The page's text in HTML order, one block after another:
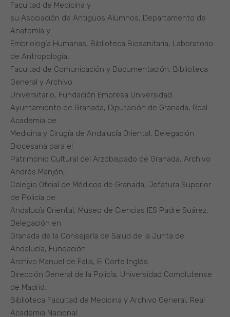
Facultad de Medicina y
su Asociación de Antiguos Alumnos, Departamento de
Anatomía y
Embriología Humanas, Biblioteca Biosanitaria, Laboratorio
de Antropología,
Facultad de Comunicación y Documentación, Biblioteca
General y Archivo
Universitario, Fundación Empresa Universidad.
Ayuntamiento de Granada, Diputación de Granada, Real
Academia de
Medicina y Cirugía de Andalucía Oriental, Delegación
Diocesana para el
Patrimonio Cultural del Arzobispado de Granada, Archivo
Andrés Manjón,
Colegio Oficial de Médicos de Granada, Jefatura Superior
de Policía de
Andalucía Oriental, Museo de Ciencias IES Padre Suárez,
Delegación en
Granada de la Consejería de Salud de la Junta de
Andalucía, Fundación
Archivo Manuel de Falla, El Corte Inglés.
Dirección General de la Policía, Universidad Complutense
de Madrid:
Biblioteca Facultad de Medicina y Archivo General, Real
Academia Nacional